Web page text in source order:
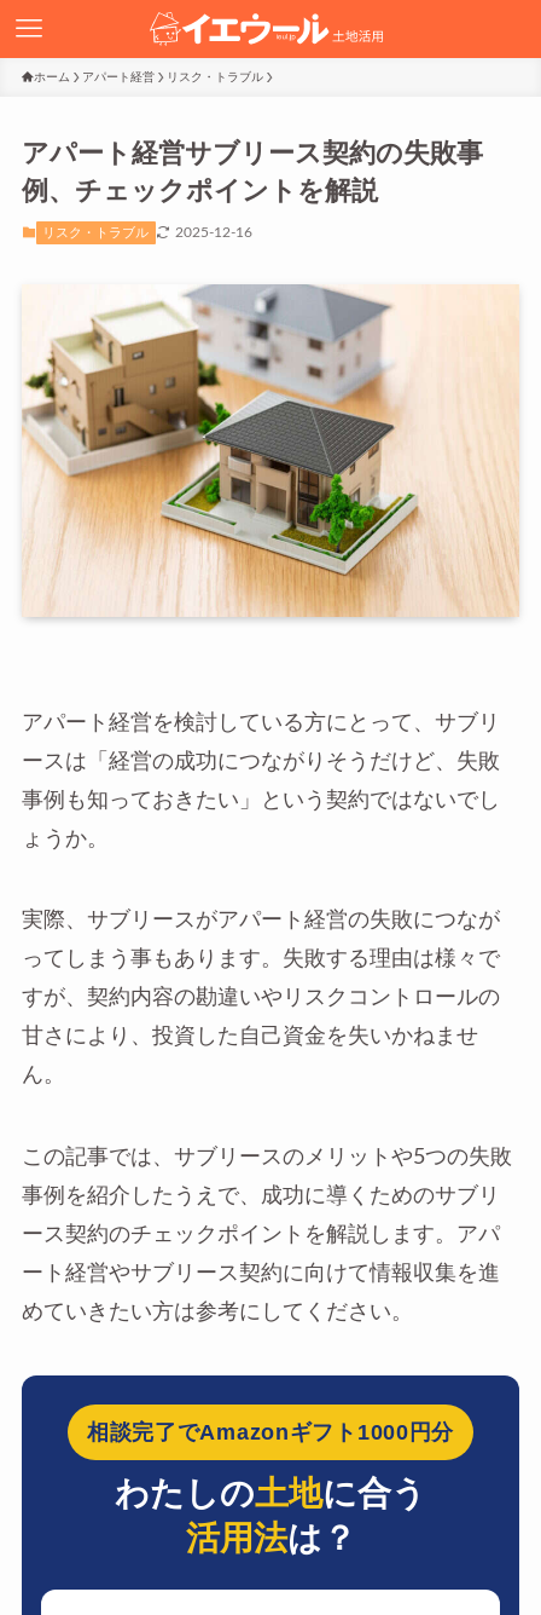
ホーム アパート経営 リスク・トラブル
アパート経営サブリース契約の失敗事
例、チェックポイントを解説
リスク・トラブル 2025-12-16
アパート経営を検討している方にとって、サブリ
ースは「経営の成功につながりそうだけど、失敗
事例も知っておきたい」という契約ではないでし
ょうか。
実際、サブリースがアパート経営の失敗につなが
ってしまう事もあります。失敗する理由は様々で
すが、契約内容の勘違いやリスクコントロールの
甘さにより、投資した自己資金を失いかねませ
ん。
この記事では、サブリースのメリットや5つの失敗
事例を紹介したうえで、成功に導くためのサブリ
ース契約のチェックポイントを解説します。アパ
ート経営やサブリース契約に向けて情報収集を進
めていきたい方は参考にしてください。
相談完了でAmazonギフト1000円分
わたしの土地に合う
活用法は？